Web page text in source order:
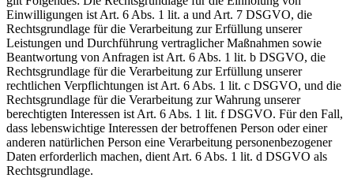
Einwilligungen ist Art. 6 Abs. 1 lit. a und Art. 7 DSGVO, die
Rechtsgrundlage für die Verarbeitung zur Erfüllung unserer
Leistungen und Durchführung vertraglicher Maßnahmen sowie
Beantwortung von Anfragen ist Art. 6 Abs. 1 lit. b DSGVO, die
Rechtsgrundlage für die Verarbeitung zur Erfüllung unserer
rechtlichen Verpflichtungen ist Art. 6 Abs. 1 lit. c DSGVO, und die
Rechtsgrundlage für die Verarbeitung zur Wahrung unserer
berechtigten Interessen ist Art. 6 Abs. 1 lit. f DSGVO. Für den Fall,
dass lebenswichtige Interessen der betroffenen Person oder einer
anderen natürlichen Person eine Verarbeitung personenbezogener
Daten erforderlich machen, dient Art. 6 Abs. 1 lit. d DSGVO als
Rechtsgrundlage.